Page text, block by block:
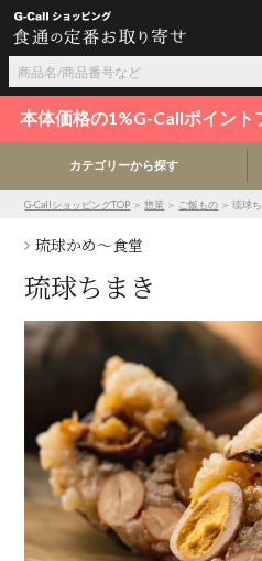
本体価格の1%G-Callポイント
カテゴリーから探す
G-CallショッピングTOP ＞惣菜 ＞ ご飯もの ＞ 琉球
琉球かめ～食堂
琉球ちまき